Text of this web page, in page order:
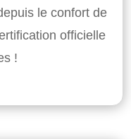
le confort de
officielle
!